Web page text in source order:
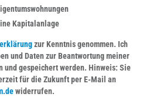
Kapitalanlage
zur Kenntnis genommen. Ich
und Daten zur Beantwortung meiner
und gespeichert werden. Hinweis: Sie
für die Zukunft per E-Mail an
widerrufen.